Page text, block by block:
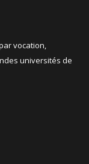
vocation,
universités de